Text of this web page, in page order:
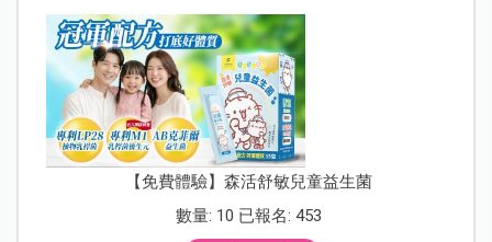
【免費體驗】森活舒敏兒童益生菌
數量: 10 已報名: 453